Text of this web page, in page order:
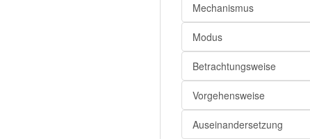
verfahren
Verfahren
Verfahren
Verfahren
Mechanismus
Modus
Betrachtungsweise
Vorgehensweise
Auseinandersetzung